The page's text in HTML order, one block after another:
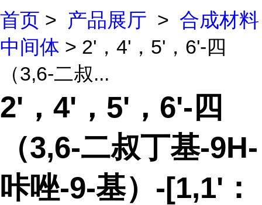
首页 > 产品展厅 > 合成材料
中间体 > 2'，4'，5'，6'-四
（3,6-二叔...
2'，4'，5'，6'-四
（3,6-二叔丁基-9H-
咔唑-9-基）-[1,1'：